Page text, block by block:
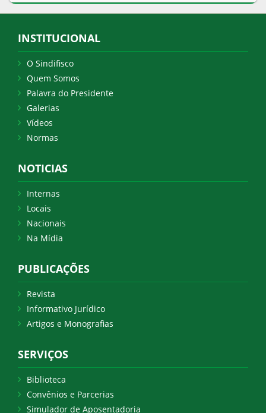
INSTITUCIONAL
O Sindifisco
Quem Somos
Palavra do Presidente
Galerias
Vídeos
Normas
NOTICIAS
Internas
Locais
Nacionais
Na Mídia
PUBLICAÇÕES
Revista
Informativo Jurídico
Artigos e Monografias
SERVIÇOS
Biblioteca
Convênios e Parcerias
Simulador de Aposentadoria